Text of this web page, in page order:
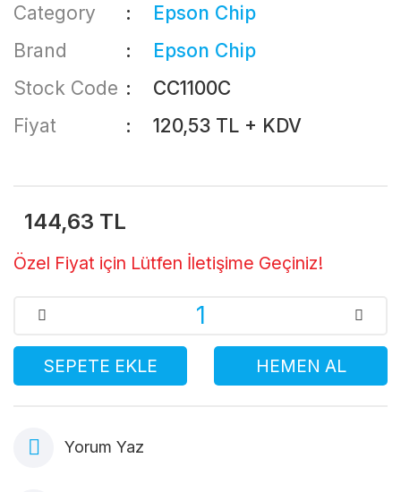
Category
Epson Chip
Brand
Epson Chip
Stock Code
CC1100C
Fiyat
120,53 TL + KDV
144,63 TL
Özel Fiyat için Lütfen İletişime Geçiniz!
SEPETE EKLE HEMEN AL
Yorum Yaz